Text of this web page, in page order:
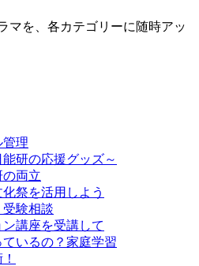
マを、各カテゴリーに随時アッ
管理
研の応援グッズ～
の両立
祭を活用しよう
受験相談
講座を受講して
いるの？家庭学習